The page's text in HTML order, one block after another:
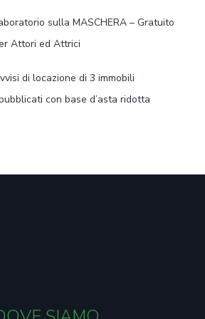
sulla MASCHERA – Gratuito
Attori ed Attrici
di locazione di 3 immobili
con base d’asta ridotta